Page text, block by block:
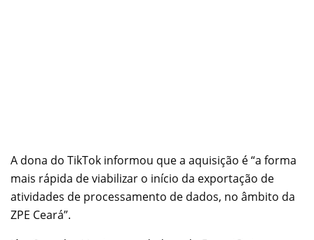
A dona do TikTok informou que a aquisição é “a forma
mais rápida de viabilizar o início da exportação de
atividades de processamento de dados, no âmbito da
ZPE Ceará”.